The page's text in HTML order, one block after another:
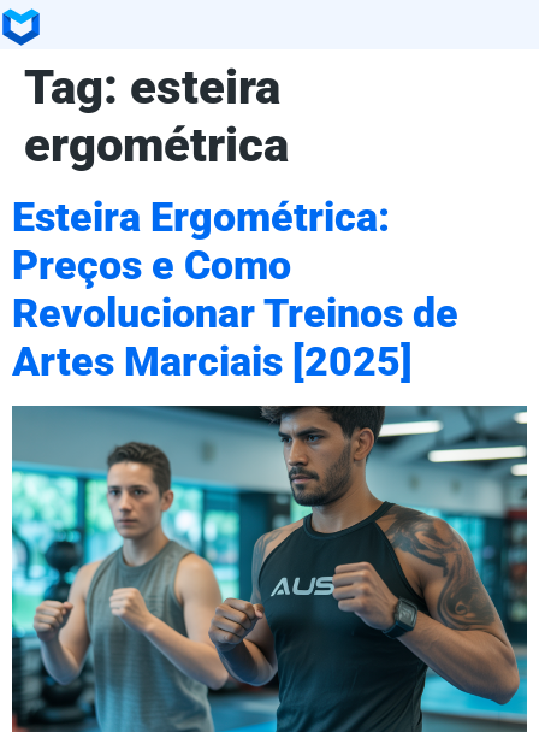
Tag: esteira
ergométrica
Esteira Ergométrica:
Preços e Como
Revolucionar Treinos de
Artes Marciais [2025]